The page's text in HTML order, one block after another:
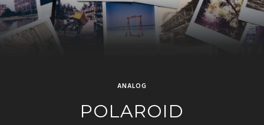
ANALOG
POLAROID